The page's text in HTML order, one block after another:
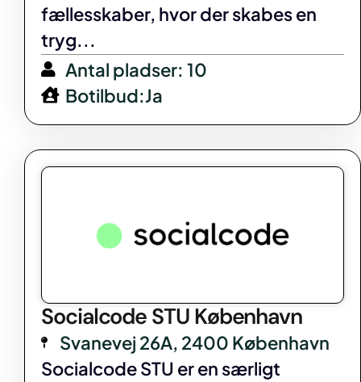
fællesskaber, hvor der skabes en
tryg...
Antal pladser: 10
Botilbud:Ja
Socialcode STU København
Svanevej 26A, 2400 København
Socialcode STU er en særligt